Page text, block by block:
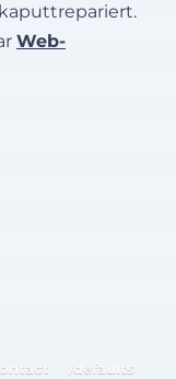
Web-
/defaults